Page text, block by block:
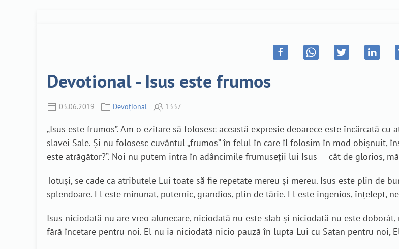
Devotional - Isus este frumos
03.06.2019 Devoțional 1337
„Isus este frumos”. Am o ezitare să folosesc această expresie deoarece este încărcată
slavei Sale. Și nu folosesc cuvântul „frumos” în felul în care îl folosim în mod obișnuit,
este atrăgător?”. Noi nu putem intra în adâncimile frumuseții lui Isus — cât de glorios,
Totuși, se cade ca atributele Lui toate să fie repetate mereu și mereu. Isus este plin de
splendoare. El este minunat, puternic, grandios, plin de tărie. El este ingenios, înțelept,
Isus niciodată nu are vreo alunecare, niciodată nu este slab și niciodată nu este
fără încetare pentru noi. El nu ia niciodată nicio pauză în lupta Lui cu Satan pentru noi,